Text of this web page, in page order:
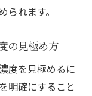
れます。
の見極め方
度を見極めるに
明確にすること